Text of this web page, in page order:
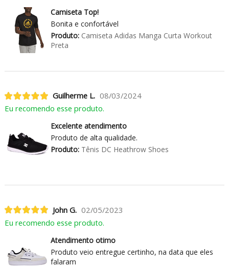
Camiseta Top!
Bonita e confortável
Produto:Camiseta Adidas Manga Curta Workout
Preta
Guilherme L. 08/03/2024
Eu recomendo esse produto.
Excelente atendimento
Produto de alta qualidade.
Produto:Tênis DC Heathrow Shoes
John G. 02/05/2023
Eu recomendo esse produto.
Atendimento otimo
Produto veio entregue certinho, na data que eles
falaram